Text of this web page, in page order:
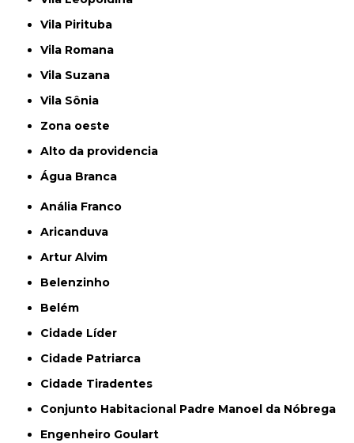
Vila Pirituba
Vila Romana
Vila Suzana
Vila Sônia
Zona oeste
alto da providencia
Água Branca
Anália Franco
Aricanduva
Artur Alvim
Belenzinho
Belém
Cidade Líder
Cidade Patriarca
Cidade Tiradentes
Conjunto Habitacional Padre Manoel da Nóbrega
Engenheiro Goulart